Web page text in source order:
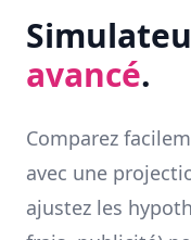
avancé.
Comparez
avec une
ajustez les